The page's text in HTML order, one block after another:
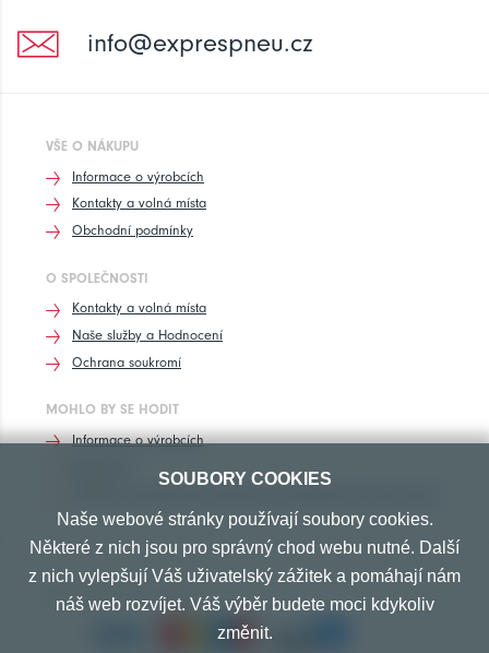
info@exprespneu.cz
VŠE O NÁKUPU
Informace o výrobcích
Kontakty a volná místa
Obchodní podmínky
O SPOLEČNOSTI
Kontakty a volná místa
Naše služby a Hodnocení
Ochrana soukromí
MOHLO BY SE HODIT
Informace o výrobcích
PŘIJÍMÁME TYTO PLATBY
SOUBORY COOKIES
Naše webové stránky používají soubory cookies.
Některé z nich jsou pro správný chod webu nutné. Další
z nich vylepšují Váš uživatelský zážitek a pomáhají nám
náš web rozvíjet. Váš výběr budete moci kdykoliv
změnit.